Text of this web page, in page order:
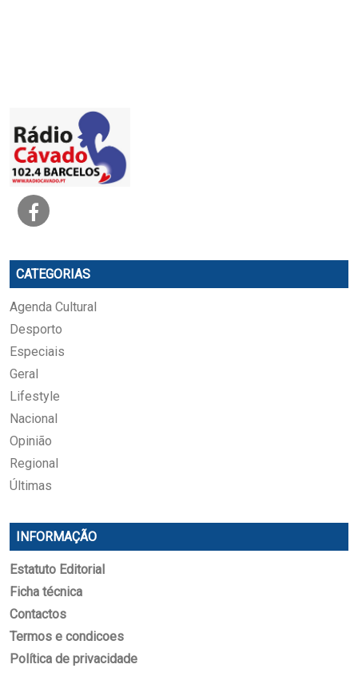
CATEGORIAS
Agenda Cultural
Desporto
Especiais
Geral
Lifestyle
Nacional
Opinião
Regional
Últimas
INFORMAÇÃO
Estatuto Editorial
Ficha técnica
Contactos
Termos e condicoes
Política de privacidade